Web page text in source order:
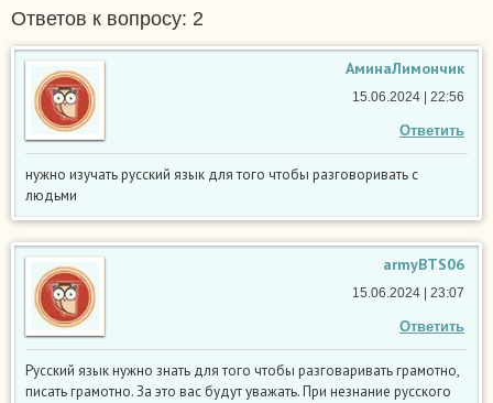
Ответов к вопросу: 2
АминаЛимончик
Ответить
15.06.2024 | 22:56
нужно изучать русский язык для того чтобы разговоривать с
людьми
armyBTS06
Ответить
15.06.2024 | 23:07
Русский язык нужно знать для того чтобы разговаривать грамотно,
писать грамотно. За это вас будут уважать. При незнание русского